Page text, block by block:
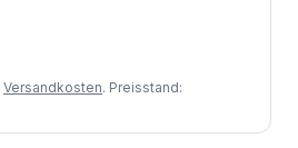
Versandkosten. Preisstand: